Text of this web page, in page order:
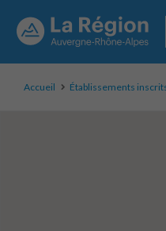
Accueil Établissements